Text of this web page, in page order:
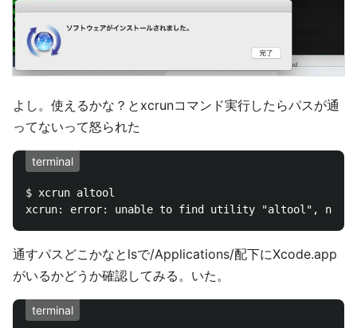
よし。使えるかな？とxcrunコマンド実行したらパスが通
ってないって怒られた
terminal
$ xcrun altool
通すパスどこかなとlsで/Applications/配下にXcode.app
がいるかどうか確認してみる。いた。
terminal